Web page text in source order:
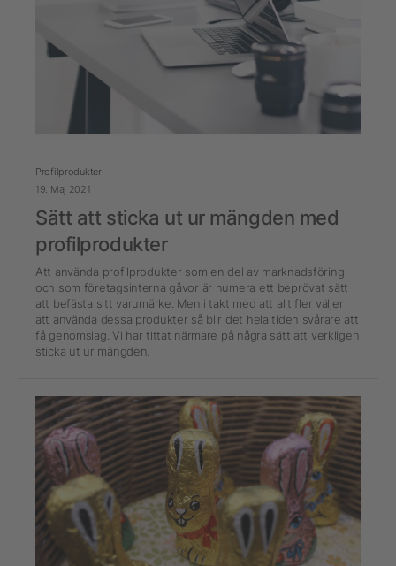
Profilprodukter
19. Maj 2021
Sätt att sticka ut ur mängden med
profilprodukter
Att använda profilprodukter som en del av marknadsföring
och som företagsinterna gåvor är numera ett beprövat sätt
att befästa sitt varumärke. Men i takt med att allt fler väljer
att använda dessa produkter så blir det hela tiden svårare att
få genomslag. Vi har tittat närmare på några sätt att verkligen
sticka ut ur mängden.